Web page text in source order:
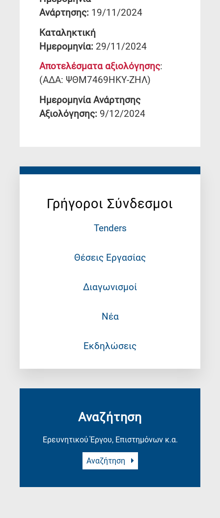
Γρήγοροι Σύνδεσμοι
Tenders
Θέσεις Εργασίας
Διαγωνισμοί
Νέα
Εκδηλώσεις
Αναζήτηση
Ερευνητικού Έργου, Επιστημόνων κ.α.
Αναζήτηση
Ανάρτησης: 19/11/2024
Καταληκτική
Ημερομηνία: 29/11/2024
Αποτελέσματα αξιολόγησης:
(ΑΔΑ: ΨΘΜ7469ΗΚΥ-ΖΗΛ)
Ημερομηνία Ανάρτησης
Αξιολόγησης: 9/12/2024